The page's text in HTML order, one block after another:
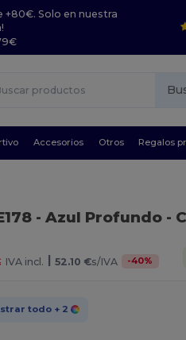
+80€. Solo en nuestra
Accesorios Otros Regalos
- Azul Profundo-
IVA incl. | 52.10 €s/IVA -40%
todo + 2